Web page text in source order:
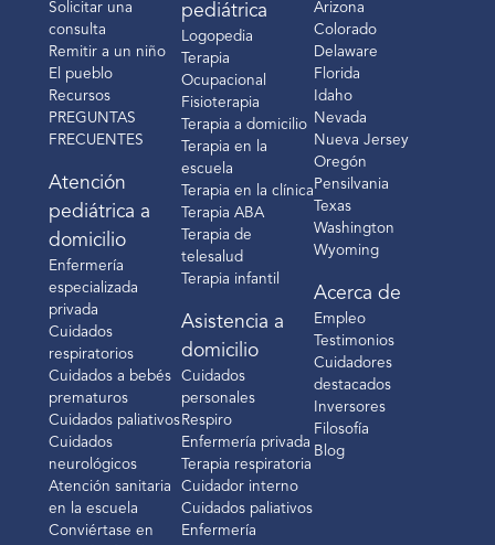
Solicitar una
consulta
Remitir a un niño
El pueblo
Recursos
PREGUNTAS
FRECUENTES
Atención
pediátrica a
domicilio
Enfermería
especializada
privada
Cuidados
respiratorios
Cuidados a bebés
prematuros
Cuidados paliativos
Cuidados
neurológicos
Atención sanitaria
en la escuela
Conviértase en
pediátrica
Logopedia
Terapia
Ocupacional
Fisioterapia
Terapia a domicilio
Terapia en la
escuela
Terapia en la clínica
Terapia ABA
Terapia de
telesalud
Terapia infantil
Asistencia a
domicilio
Cuidados
personales
Respiro
Enfermería privada
Terapia respiratoria
Cuidador interno
Cuidados paliativos
Enfermería
Arizona
Colorado
Delaware
Florida
Idaho
Nevada
Nueva Jersey
Oregón
Pensilvania
Texas
Washington
Wyoming
Acerca de
Empleo
Testimonios
Cuidadores
destacados
Inversores
Filosofía
Blog